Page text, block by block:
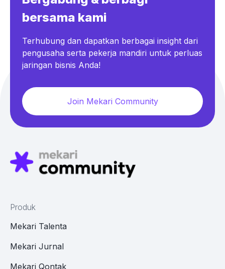
bersama kami
Terhubung dan dapatkan berbagai insight dari
pengusaha serta pekerja mandiri untuk perluas
jaringan bisnis Anda!
Join Mekari Community
Produk
Mekari Talenta
Mekari Jurnal
Mekari Qontak